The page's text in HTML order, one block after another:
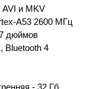
и MKV
2600 МГц
дюймов
Bluetooth 4
- 32 Гб